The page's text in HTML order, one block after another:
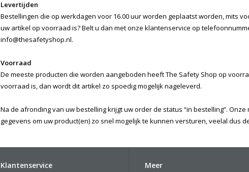
Levertijden
Bestellingen die op werkdagen voor 16.00 uur worden geplaatst worden, mits
uw artikel op voorraad is? Belt u dan met onze klantenservice op
info@thesafetyshop.nl.
Voorraad
De meeste producten die worden aangeboden heeft The Safety Shop op
voorraad is, dan wordt dit artikel zo spoedig mogelijk nageleverd.
Na de afronding van uw bestelling krijgt uw order de status “in bestelling”.
gegevens om uw product(en) zo snel mogelijk te kunnen versturen, veelal dus
Klantenservice Meer